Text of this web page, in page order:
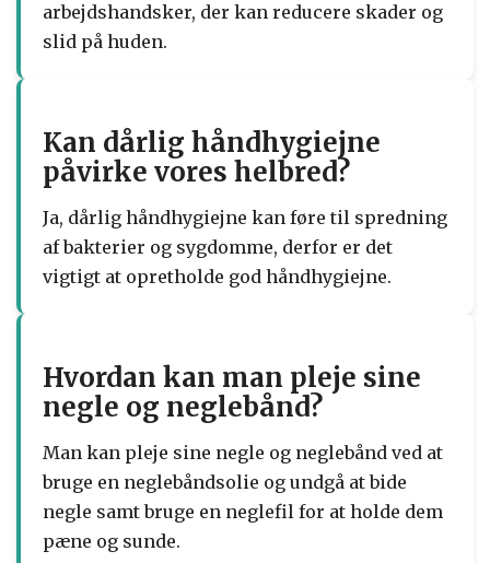
arbejdshandsker, der kan reducere skader og
slid på huden.
Kan dårlig håndhygiejne
påvirke vores helbred?
Ja, dårlig håndhygiejne kan føre til spredning
af bakterier og sygdomme, derfor er det
vigtigt at opretholde god håndhygiejne.
Hvordan kan man pleje sine
negle og neglebånd?
Man kan pleje sine negle og neglebånd ved at
bruge en neglebåndsolie og undgå at bide
negle samt bruge en neglefil for at holde dem
pæne og sunde.